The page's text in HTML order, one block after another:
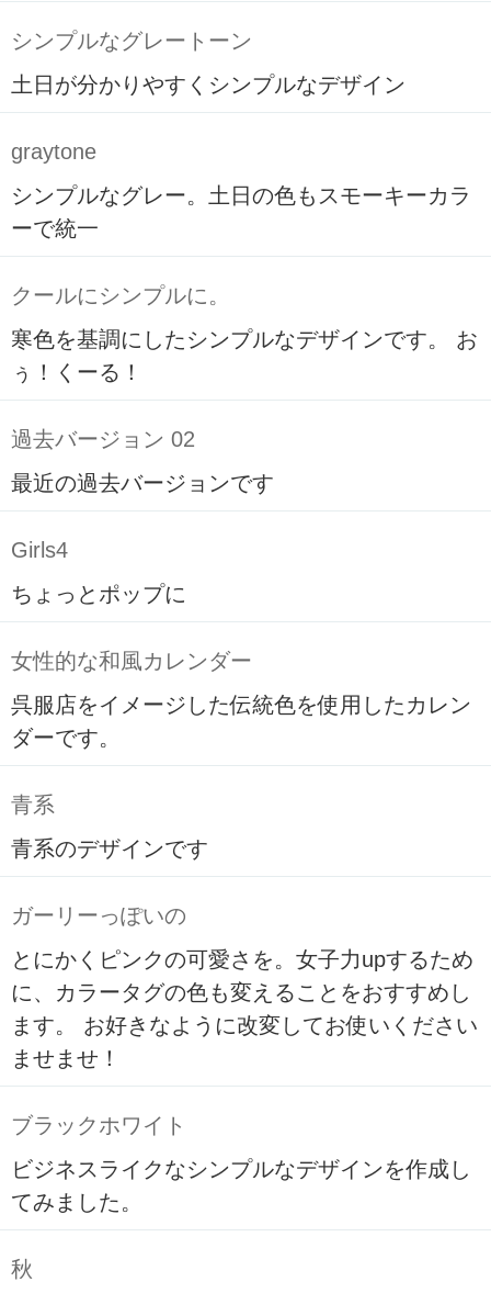
シンプルなグレートーン
土日が分かりやすくシンプルなデザイン
graytone
シンプルなグレー。土日の色もスモーキーカラ
ーで統一
クールにシンプルに。
寒色を基調にしたシンプルなデザインです。 お
ぅ！くーる！
過去バージョン 02
最近の過去バージョンです
Girls4
ちょっとポップに
女性的な和風カレンダー
呉服店をイメージした伝統色を使用したカレン
ダーです。
青系
青系のデザインです
ガーリーっぽいの
とにかくピンクの可愛さを。女子力upするため
に、カラータグの色も変えることをおすすめし
ます。 お好きなように改変してお使いください
ませませ！
ブラックホワイト
ビジネスライクなシンプルなデザインを作成し
てみました。
秋